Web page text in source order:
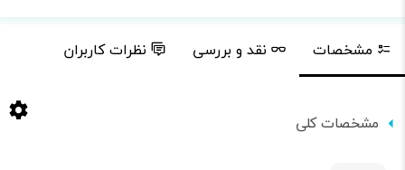
مشخصات نقد و بررسی نظرات کاربران
مشخصات کلی